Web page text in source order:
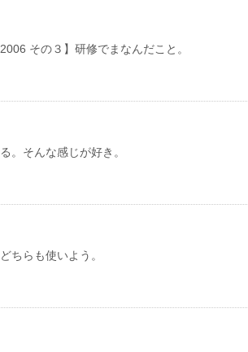
その３】研修でまなんだこと。
。そんな感じが好き。
ちらも使いよう。